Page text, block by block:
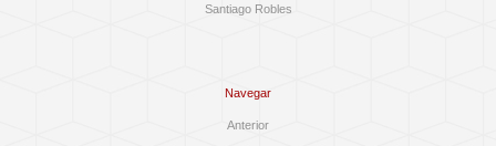
Santiago Robles
Navegar
Anterior